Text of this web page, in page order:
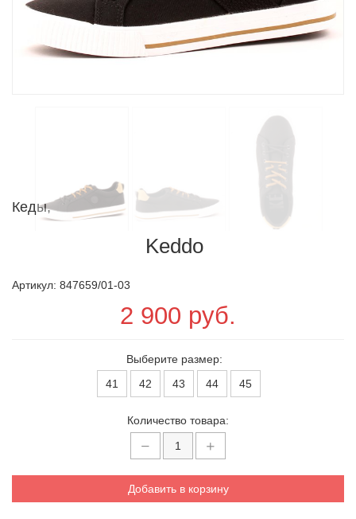
Кеды,
Keddo
Артикул: 847659/01-03
2 900 руб.
Выберите размер:
41
42 43 44 45
Количество товара:
Добавить в корзину